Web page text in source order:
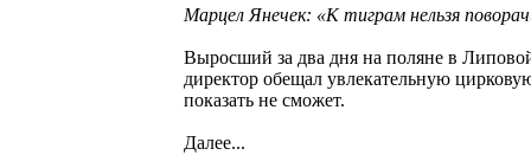
Марцел Янечек: «К тиграм нельзя
Выросший за два дня на поляне в
директор обещал увлекательную
показать не сможет.
Далее...